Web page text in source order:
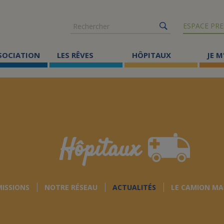
Rechercher
ESPACE
LES RÊVES HÔPITAUX JE
Hôpitaux
NOTRE RÉSEAU ACTUALITÉS LE CAMION